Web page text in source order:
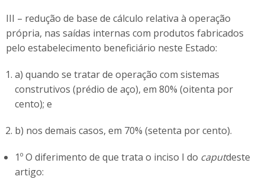
III – redução de base de cálculo relativa à operação
própria, nas saídas internas com produtos fabricados
pelo estabelecimento beneficiário neste Estado:
a) quando se tratar de operação com sistemas
construtivos (prédio de aço), em 80% (oitenta por
cento); e
b) nos demais casos, em 70% (setenta por cento).
1º O diferimento de que trata o inciso I do caputdeste
artigo: